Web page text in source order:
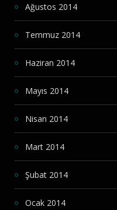
Ağustos 2014
Temmuz 2014
Haziran 2014
Mayıs 2014
Nisan 2014
Mart 2014
Şubat 2014
Ocak 2014